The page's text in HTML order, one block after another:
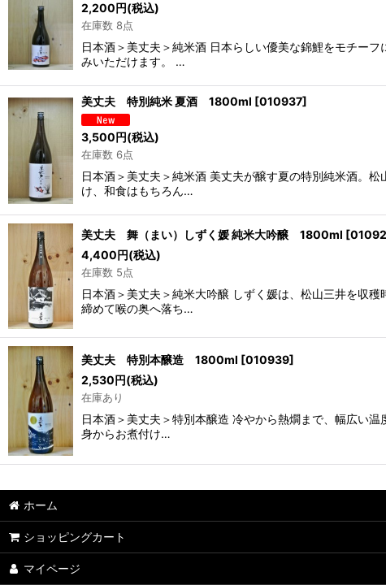
2,200円(税込)
在庫数 8点
日本酒＞美丈夫＞純米酒 日本らしい優美な錦鯉をモチー
みいただけます。 …
美丈夫 特別純米 夏酒 1800ml [010937]
3,500円(税込)
在庫数 6点
日本酒＞美丈夫＞純米酒 美丈夫が醸す夏の特別純米酒。
け、和食はもちろん…
美丈夫 舞（まい）しずく媛 純米大吟醸 1800ml [
4,400円(税込)
在庫数 5点
日本酒＞美丈夫＞純米大吟醸 しずく媛は、松山三井を収
締めて喉の奥へ落ち…
美丈夫 特別本醸造 1800ml [010939]
2,530円(税込)
在庫あり
日本酒＞美丈夫＞特別本醸造 冷やから熱燗まで、幅広い
身からお煮付け…
ホーム
ショッピングカート
マイページ